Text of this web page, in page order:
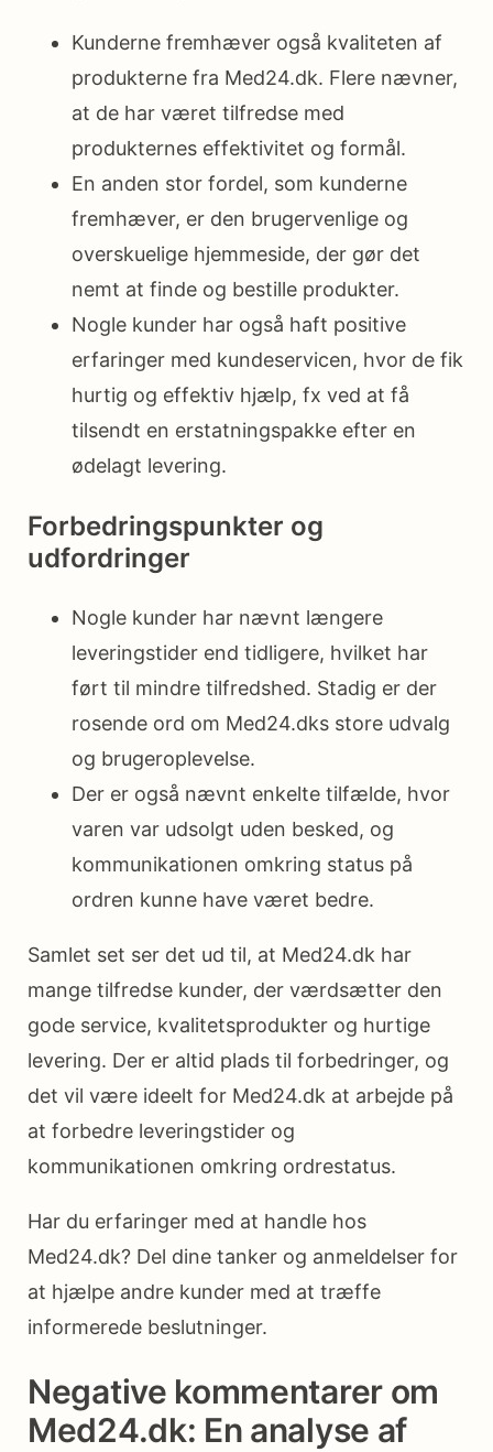
Kunderne fremhæver også kvaliteten af
produkterne fra Med24.dk. Flere nævner,
at de har været tilfredse med
produkternes effektivitet og formål.
En anden stor fordel, som kunderne
fremhæver, er den brugervenlige og
overskuelige hjemmeside, der gør det
nemt at finde og bestille produkter.
Nogle kunder har også haft positive
erfaringer med kundeservicen, hvor de fik
hurtig og effektiv hjælp, fx ved at få
tilsendt en erstatningspakke efter en
ødelagt levering.
Forbedringspunkter og
udfordringer
Nogle kunder har nævnt længere
leveringstider end tidligere, hvilket har
ført til mindre tilfredshed. Stadig er der
rosende ord om Med24.dks store udvalg
og brugeroplevelse.
Der er også nævnt enkelte tilfælde, hvor
varen var udsolgt uden besked, og
kommunikationen omkring status på
ordren kunne have været bedre.
Samlet set ser det ud til, at Med24.dk har
mange tilfredse kunder, der værdsætter den
gode service, kvalitetsprodukter og hurtige
levering. Der er altid plads til forbedringer, og
det vil være ideelt for Med24.dk at arbejde på
at forbedre leveringstider og
kommunikationen omkring ordrestatus.
Har du erfaringer med at handle hos
Med24.dk? Del dine tanker og anmeldelser for
at hjælpe andre kunder med at træffe
informerede beslutninger.
Negative kommentarer om
Med24.dk: En analyse af